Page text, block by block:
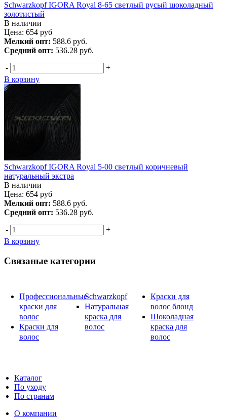
Schwarzkopf IGORA Royal 8-65 светлый русый шоколадный
золотистый
В наличии
Цена: 654 руб
Мелкий опт: 588.6 руб.
Средний опт: 536.28 руб.
-
+
В корзину
Schwarzkopf IGORA Royal 5-00 светлый коричневый
натуральный экстра
В наличии
Цена: 654 руб
Мелкий опт: 588.6 руб.
Средний опт: 536.28 руб.
-
+
В корзину
Связаные категории
Профессиональные
краски для
волос
Краски для
волос
Schwarzkopf
Натуральная
краска для
волос
Краски для
волос блонд
Шоколадная
краска для
волос
Каталог
По уходу
По странам
О компании